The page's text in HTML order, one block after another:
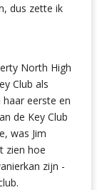
dus zette ik
North High
Club als
eerste en
de Key Club
was Jim
zien hoe
zijn -